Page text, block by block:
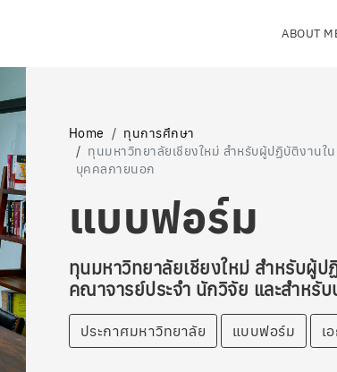
ABOUT
Home
ทุนการศึกษา
ทุนมหาวิทยาลัยเชียงใหม่ สำหรับผู้ปฏิบัติงานใ
บุคคลภายนอก
แบบฟอร์ม
ทุนมหาวิทยาลัยเชียงใหม่ สำหรับผู้ป
คณาจารย์ประจำ นักวิจัย และสำหรั
ประกาศมหาวิทยาลัย แบบฟอร์ม เ